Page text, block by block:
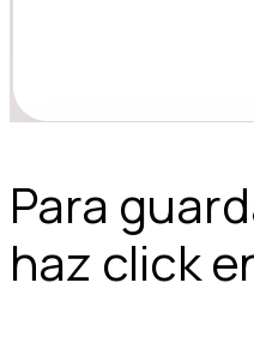
Para
haz click